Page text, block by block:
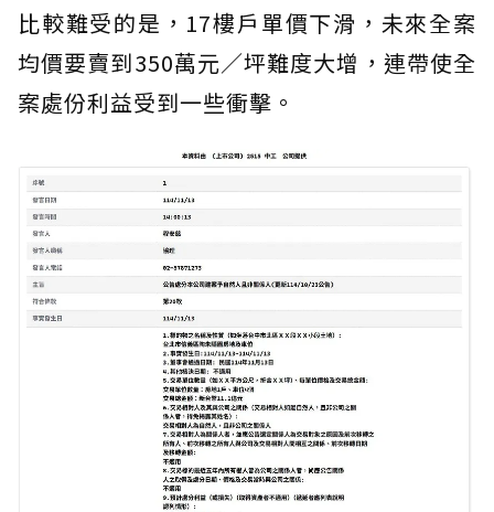
比較難受的是，17樓戶單價下滑，未來全案
均價要賣到350萬元／坪難度大增，連帶使全
案處份利益受到一些衝擊。